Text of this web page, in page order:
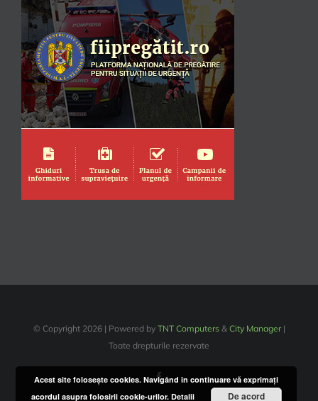
© Copyright 2026 | Powered by TNT Computers& City Manager|
Toate drepturile rezervate
Facebook
Acest site foloseşte cookies. Navigând în continuare vă exprimaţi
acordul asupra folosirii cookie-urilor. Detalii De acord